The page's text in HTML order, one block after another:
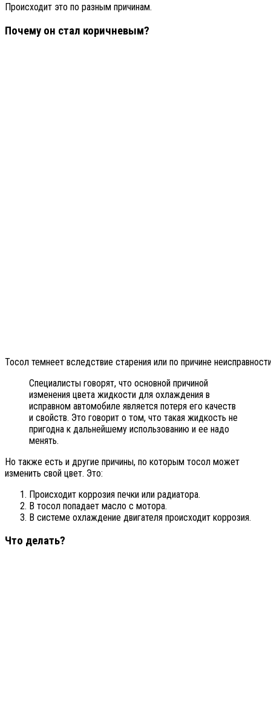
Происходит это по разным причинам.
Почему он стал коричневым?
Тосол темнеет вследствие старения или по причине
Специалисты говорят, что основной причиной
изменения цвета жидкости для охлаждения в
исправном автомобиле является потеря его качеств
и свойств. Это говорит о том, что такая жидкость не
пригодна к дальнейшему использованию и ее надо
менять.
Но также есть и другие причины, по которым тосол может
изменить свой цвет. Это:
Происходит коррозия печки или радиатора.
В тосол попадает масло с мотора.
В системе охлаждение двигателя происходит коррозия.
Что делать?